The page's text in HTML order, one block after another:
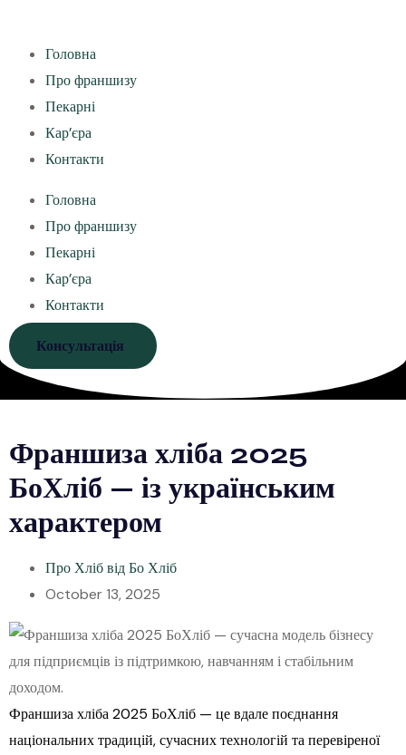
Головна
Про франшизу
Пекарні
Кар’єра
Контакти
Головна
Про франшизу
Пекарні
Кар’єра
Контакти
Консультація
Франшиза хліба 2025
БоХліб — із українським
характером
Про Хліб від Бо Хліб
October 13, 2025
Франшиза хліба 2025 БоХліб — це вдале поєднання
національних традицій, сучасних технологій та перевіреної